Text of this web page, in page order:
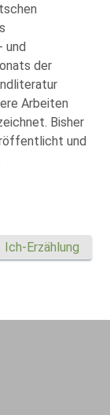
und
der
Arbeiten
Bisher
und
Ich-Erzählung